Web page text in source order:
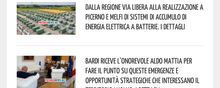
Dalla Regione via libera alla realizzazione a
Picerno e Melfi di sistemi di accumulo di
energia elettrica a batterie. I dettagli
Bardi riceve l’onorevole Aldo Mattia per
fare il punto su queste emergenze e
opportunità strategiche che interessano il